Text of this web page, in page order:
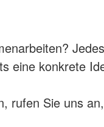
Die
eine konkrete
rufen Sie uns